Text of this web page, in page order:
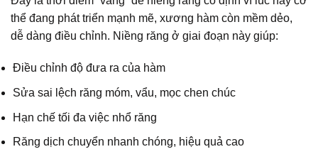
thể đang phát triển mạnh mẽ, xương hàm còn mềm dẻo,
dễ dàng điều chỉnh. Niềng răng ở giai đoạn này giúp:
Điều chỉnh độ đưa ra của hàm
Sửa sai lệch răng móm, vẩu, mọc chen chúc
Hạn chế tối đa việc nhổ răng
Răng dịch chuyển nhanh chóng, hiệu quả cao